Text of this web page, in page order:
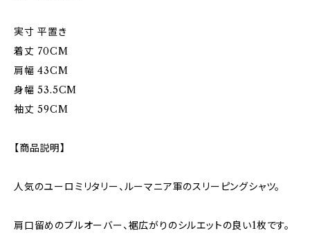
実寸 平置き
着丈 70CM
肩幅 43CM
身幅 53.5CM
袖丈 59CM
【商品説明】
人気のユーロミリタリー、ルーマニア軍のスリーピングシャツ。
肩口留めのプルオーバー、裾広がりのシルエットの良い1枚です。